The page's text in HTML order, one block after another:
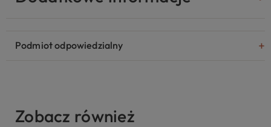
Podmiot odpowiedzialny
Zobacz również